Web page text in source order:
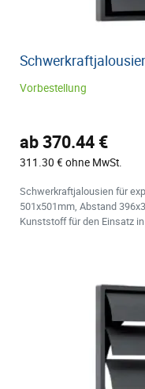
Vorbestellung
ab 370.44 €
311.30 € ohne MwSt.
Schwerkraftjalousien für
501x501mm, Abstand
Kunststoff für den Einsatz